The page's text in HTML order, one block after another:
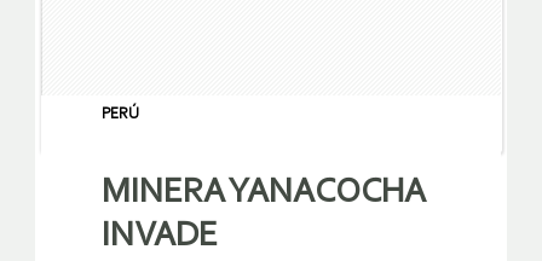
PERÚ
MINERA YANACOCHA
INVADE